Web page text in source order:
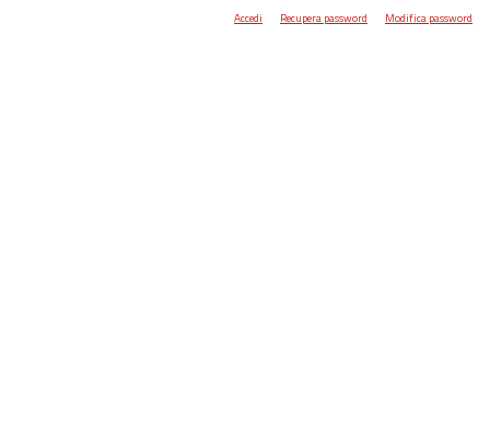
Accedi Recupera password Modifica password